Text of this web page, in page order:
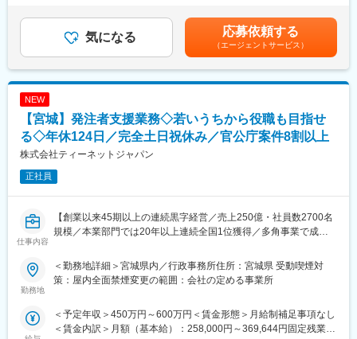
の獲得までのプロセスはアポ獲得、初期商談、テスト対応などを
通じて、クライアントの現場課題やプロダクト、ソリューション
理解を通じて、受注のスキルを身に着けてもらいます。数千万円
■業務詳細：
・新規顧客獲得(訪問・架電)
・判定精度向上作業(撮像、AIアノテーション)
・報告書作成 ・納品作業(設置、撮像の再現、AIソフトウェア動作
確認、各種チューニング、ネットワーク配線調整、正常稼働確
・納品後アフターフォロー
を変え、世界を変えていく」をミッションに、AI×IoTで「製造現
場のデファクトスタンダードの構築」を目指す会社です。
経験、スキル、年齢を考慮の上、当社規定により決定します。※年
収構成は、月給×12ヶ月となります。■人事評価：年2回※評価に応
じて給与改定を実施賃金はあくまでも目安の金額であり、選考を
通じて上下する可能性があります。月給(月額)は固定手当を含めた
表記です。
気になる 応募依頼する
（エージェントサービス）
NEW
【宮城】発注者支援業務◇若いうちから役職も目指せ
る◇年休124日／完全土日祝休み／官公庁案件8割以上
株式会社ティーネットジャパン
正社員
仕事内容
【創業以来45期以上の連続黒字経営／売上250億・社員数2700名
規模／本業部門では20年以上連続全国1位獲得／多角事業で成長
【職務概要】
当社は国土交通省、農林水産省や地方自治体などと業務委託契約
インフラなど大規模な案件を担当することが多く、公共工事が円
滑に進むよう施工管理や資料作成業務などを担当していただきま
勤務地
＜勤務地詳細＞宮城県内／行政事務所住所：宮城県 受動喫煙対
策：屋内全面禁煙変更の範囲：会社の定める事業所
＜予定年収＞450万円～600万円＜賃金形態＞月給制補足事項なし
＜賃金内訳＞月額（基本給）：258,000円～369,644円固定残業手